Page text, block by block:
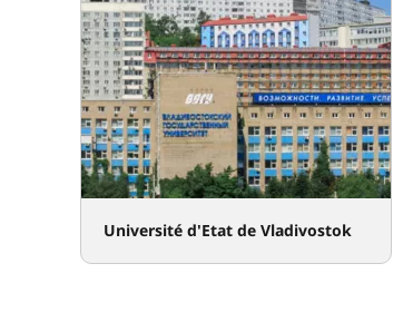
Université d'Etat de Vladivostok